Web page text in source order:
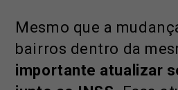
Mesmo que a
bairros dentro da
importante atualizar